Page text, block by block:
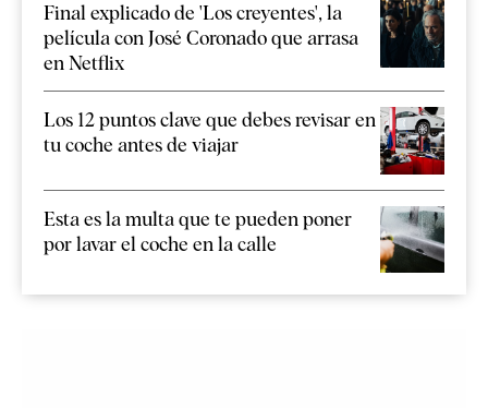
Final explicado de 'Los creyentes', la
película con José Coronado que arrasa
en Netflix
Los 12 puntos clave que debes revisar en
tu coche antes de viajar
Esta es la multa que te pueden poner
por lavar el coche en la calle